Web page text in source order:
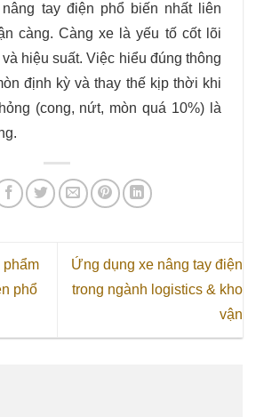
tay điện phổ biến nhất liên
càng. Càng xe là yếu tố cốt lõi
hiệu suất. Việc hiểu đúng thông
định kỳ và thay thế kịp thời khi
(cong, nứt, mòn quá 10%) là
phổ
Ứng dụng xe nâng tay điện
trong ngành logistics & kho
vận